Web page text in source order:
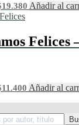
19.380 Añadir al
Felices
11.400 Añadir al